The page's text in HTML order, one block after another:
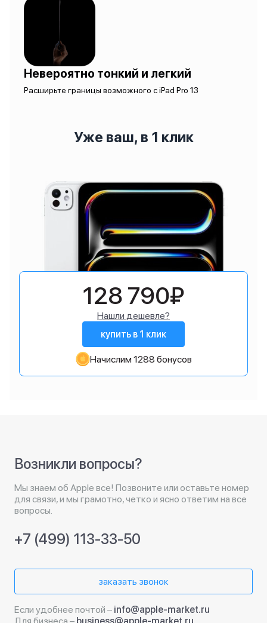
Невероятно тонкий и легкий
Расширьте границы возможного с iPad Pro 13
Уже ваш, в 1 клик
128 790₽
Нашли дешевле?
купить в 1 клик
Начислим 1288 бонусов
Возникли вопросы?
Мы знаем об Apple все! Позвоните или оставьте номер
для связи, и мы грамотно, четко и ясно ответим на все
вопросы.
+7 (499) 113-33-50
заказать звонок
Если удобнее почтой – info@apple-market.ru